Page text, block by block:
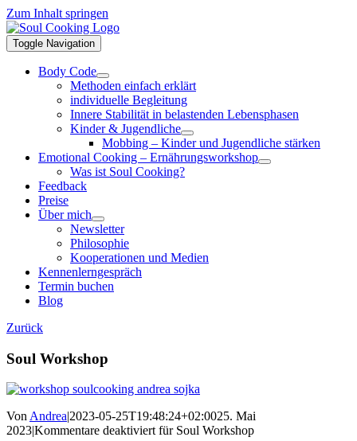
Zum Inhalt springen
Toggle Navigation
Body Code
Methoden einfach erklärt
individuelle Begleitung
Innere Stabilität in belastenden Lebensphasen
Kinder & Jugendliche
Mobbing – Kinder und Jugendliche stärken
Emotional Cooking – Ernährungsworkshop
Was ist Soul Cooking?
Feedback
Preise
Über mich
Newsletter
Philosophie
Kooperationen und Medien
Kennenlerngespräch
Termin buchen
Blog
Zurück
Soul Workshop
VonAndrea|2023-05-25T19:48:24+02:0025. Mai
2023|Kommentare deaktiviertfür Soul Workshop